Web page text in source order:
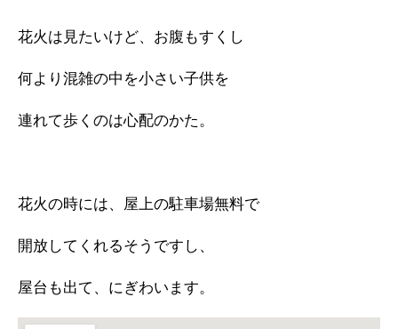
花火は見たいけど、お腹もすくし
何より混雑の中を小さい子供を
連れて歩くのは心配のかた。
花火の時には、屋上の駐車場無料で
開放してくれるそうですし、
屋台も出て、にぎわいます。